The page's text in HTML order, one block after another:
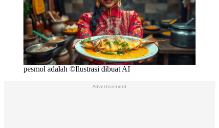
pesmol adalah ©Ilustrasi dibuat AI